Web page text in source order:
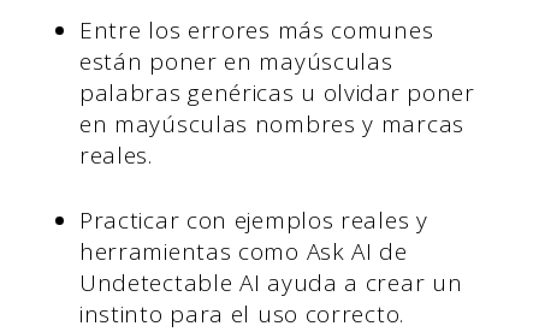
Entre los errores más comunes
están poner en mayúsculas
palabras genéricas u olvidar poner
en mayúsculas nombres y marcas
reales.
Practicar con ejemplos reales y
herramientas como Ask AI de
Undetectable AI ayuda a crear un
instinto para el uso correcto.